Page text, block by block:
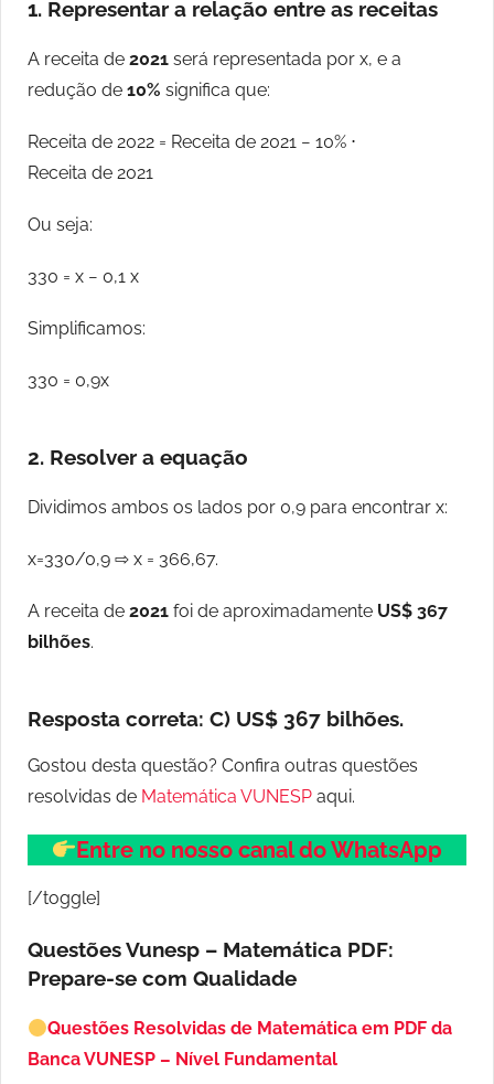
1. Representar a relação entre as receitas
A receita de 2021 será representada por x, e a
redução de 10% significa que:
Receita de 2022 = Receita de 2021 − 10% ⋅
Receita de 2021
Ou seja:
330 = x − 0,1 x
Simplificamos:
330 = 0,9x
2. Resolver a equação
Dividimos ambos os lados por 0,9 para encontrar x:
x=330/0,9 ⇨ x = 366,67.
A receita de 2021 foi de aproximadamente US$ 367
bilhões.
Resposta correta: C) US$ 367 bilhões.
Gostou desta questão? Confira outras questões
resolvidas de Matemática VUNESP aqui.
Entre no nosso canal do WhatsApp
[/toggle]
Questões Vunesp – Matemática PDF:
Prepare-se com Qualidade
Questões Resolvidas de Matemática em PDF da
Banca VUNESP – Nível Fundamental